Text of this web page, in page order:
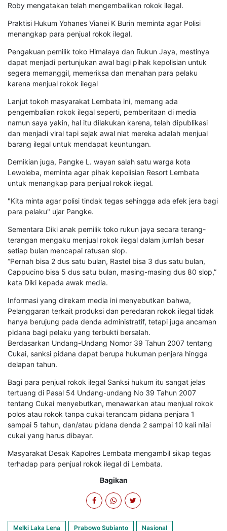
Roby mengatakan telah mengembalikan rokok ilegal.
Praktisi Hukum Yohanes Vianei K Burin meminta agar Polisi
menangkap para penjual rokok ilegal.
Pengakuan pemilik toko Himalaya dan Rukun Jaya, mestinya
dapat menjadi pertunjukan awal bagi pihak kepolisian untuk
segera memanggil, memeriksa dan menahan para pelaku
karena menjual rokok ilegal
Lanjut tokoh masyarakat Lembata ini, memang ada
pengembalian rokok ilegal seperti, pemberitaan di media
namun saya yakin, hal itu dilakukan karena, telah dipublikasi
dan menjadi viral tapi sejak awal niat mereka adalah menjual
barang ilegal untuk mendapat keuntungan.
Demikian juga, Pangke L. wayan salah satu warga kota
Lewoleba, meminta agar pihak kepolisian Resort Lembata
untuk menangkap para penjual rokok ilegal.
"Kita minta agar polisi tindak tegas sehingga ada efek jera bagi
para pelaku" ujar Pangke.
Sementara Diki anak pemilik toko rukun jaya secara terang-
terangan mengaku menjual rokok ilegal dalam jumlah besar
setiap bulan mencapai ratusan slop.
“Pernah bisa 2 dus satu bulan, Rastel bisa 3 dus satu bulan,
Cappucino bisa 5 dus satu bulan, masing-masing dus 80 slop,”
kata Diki kepada awak media.
Informasi yang direkam media ini menyebutkan bahwa,
Pelanggaran terkait produksi dan peredaran rokok ilegal tidak
hanya berujung pada denda administratif, tetapi juga ancaman
pidana bagi pelaku yang terbukti bersalah.
Berdasarkan Undang-Undang Nomor 39 Tahun 2007 tentang
Cukai, sanksi pidana dapat berupa hukuman penjara hingga
delapan tahun.
Bagi para penjual rokok ilegal Sanksi hukum itu sangat jelas
tertuang di Pasal 54 Undang-undang No 39 Tahun 2007
tentang Cukai menyebutkan, menawarkan atau menjual rokok
polos atau rokok tanpa cukai terancam pidana penjara 1
sampai 5 tahun, dan/atau pidana denda 2 sampai 10 kali nilai
cukai yang harus dibayar.
Masyarakat Desak Kapolres Lembata mengambil sikap tegas
terhadap para penjual rokok ilegal di Lembata.
Bagikan
Melki Laka Lena Prabowo Subianto Nasional